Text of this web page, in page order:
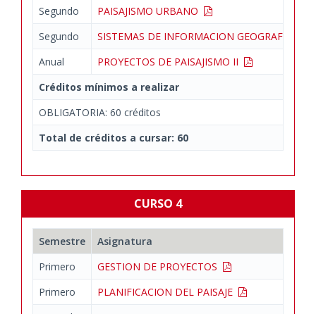
Segundo
PAISAJISMO URBANO
Segundo
SISTEMAS DE INFORMACION GEOGRAFICA
Anual
PROYECTOS DE PAISAJISMO II
Créditos mínimos a realizar
OBLIGATORIA: 60 créditos
Total de créditos a cursar: 60
CURSO 4
Semestre
Asignatura
Primero
GESTION DE PROYECTOS
Primero
PLANIFICACION DEL PAISAJE